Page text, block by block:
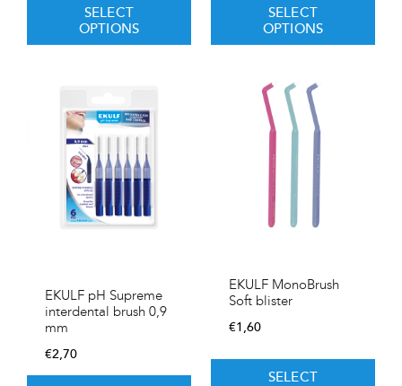
SELECT
OPTIONS
SELECT
OPTIONS
EKULF pH Supreme
interdental brush 0,9
mm
€2,70
EKULF MonoBrush
Soft blister
€1,60
SELECT